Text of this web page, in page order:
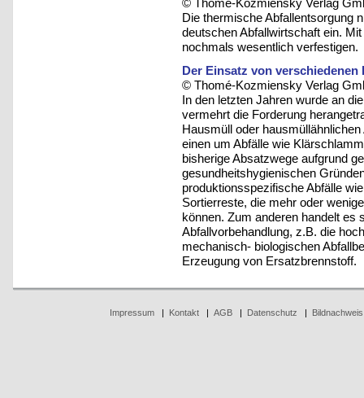
Die thermische Abfallentsorgung
deutschen Abfallwirtschaft ein.
nochmals wesentlich verfestigen.
Der Einsatz von
© Thomé-Kozmiensky Verlag
In den letzten Jahren wurde an
vermehrt die Forderung
Hausmüll oder
einen um Abfälle wie
bisherige Absatzwege aufgrund
gesundheitshygienischen
produktionsspezifische Abfälle
Sortierreste, die mehr oder
können. Zum anderen handelt
Abfallvorbehandlung, z.B. die
mechanisch- biologischen
Erzeugung von Ersatzbrennstoff.
Impressum| Kontakt| AGB| Datenschutz Bildnachweis